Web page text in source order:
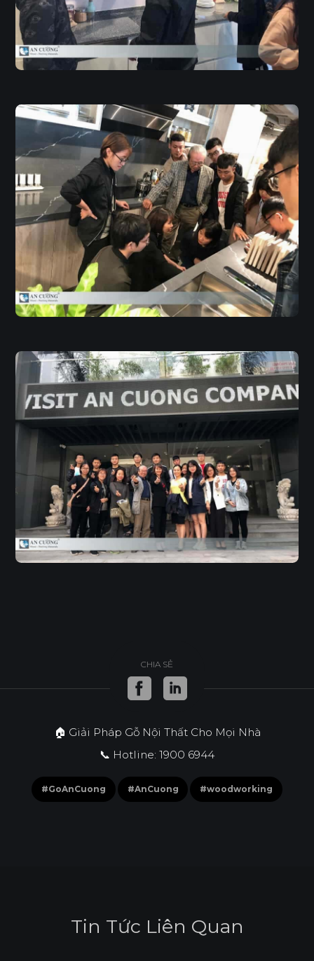
CHIA SẺ
🏠 Giải Pháp Gỗ Nội Thất Cho Mọi Nhà
📞 Hotline: 1900 6944
#GoAnCuong #AnCuong #woodworking
Tin Tức Liên Quan